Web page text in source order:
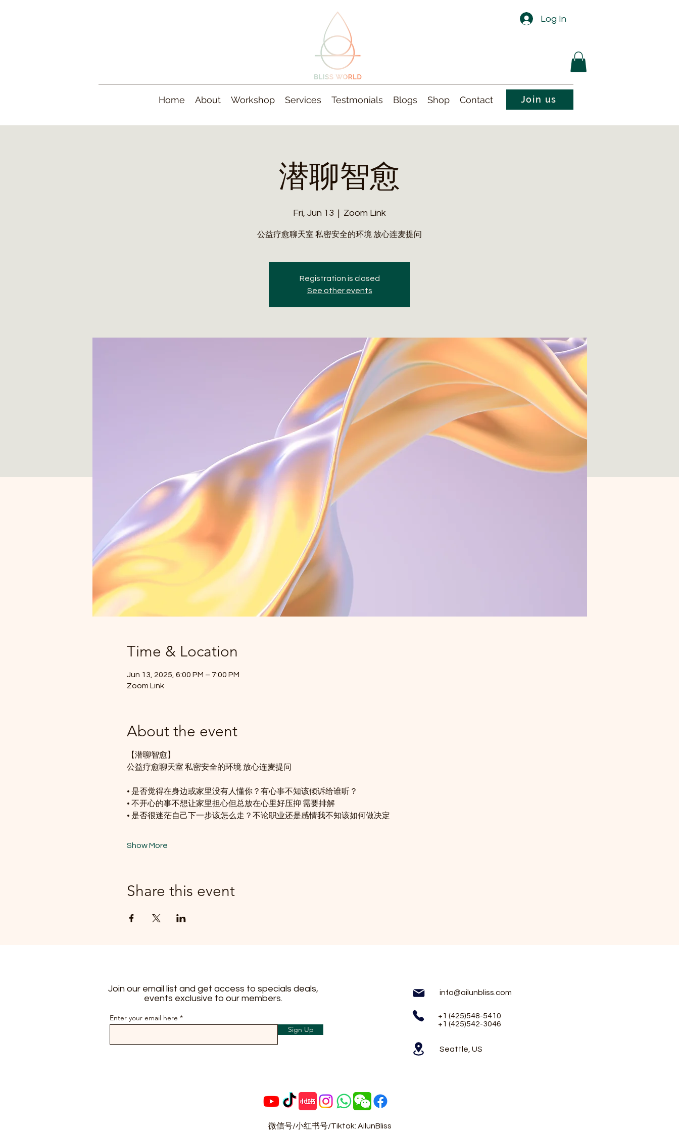
Log In
Home About Workshop Services Testmonials Blogs Shop Contact Join us
潜聊智愈
Fri, Jun 13
  |
Zoom Link
公益疗愈聊天室 私密安全的环境 放心连麦提问
Registration is closed
See other events
Time & Location
Jun 13, 2025, 6:00 PM – 7:00 PM
Zoom Link
About the event
【潜聊智愈】
公益疗愈聊天室 私密安全的环境 放心连麦提问
• 是否觉得在身边或家里没有人懂你？有心事不知该倾诉给谁听？
• 不开心的事不想让家里担心但总放在心里好压抑 需要排解
• 是否很迷茫自己下一步该怎么走？不论职业还是感情我不知该如何做决定
Show More
Share this event
Join our email list and get access to specials deals,
events exclusive to our members.
Enter your email here
Sign Up
info@ailunbliss.com
+1 (425)548-5410
+1 (425)542-3046
Seattle, US
微信号/小红书号/Tiktok: AilunBliss